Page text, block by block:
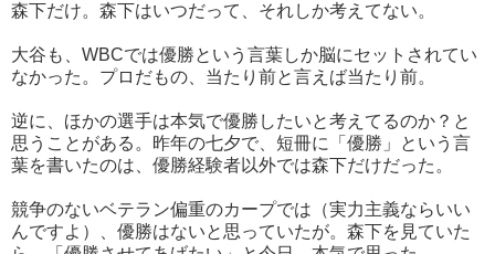
森下だけ。森下はいつだって、それしか考えてない。
大谷も、WBCでは優勝という言葉しか脳にセットされてい
なかった。プロだもの、当たり前と言えば当たり前。
逆に、ほかの選手は本気で優勝したいと考えてるのか？と
思うことがある。昨年の七夕で、短冊に「優勝」という言
葉を書いたのは、優勝経験者以外では森下だけだった。
競争のないベテラン偏重のカープでは（実力主義ならいい
んですよ）、優勝はないと思っていたが。森下を見ていた